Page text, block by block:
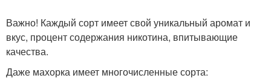
Важно! Каждый сорт имеет свой уникальный аромат и
вкус, процент содержания никотина, впитывающие
качества.
Даже махорка имеет многочисленные сорта: